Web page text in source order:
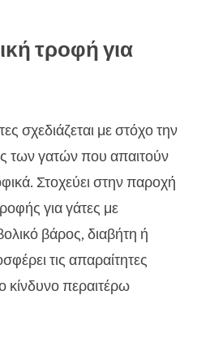
τροφή για
σχεδιάζεται με στόχο την
των γατών που απαιτούν
Στοχεύει στην παροχή
για γάτες με
βάρος, διαβήτη ή
τις απαραίτητες
κίνδυνο περαιτέρω